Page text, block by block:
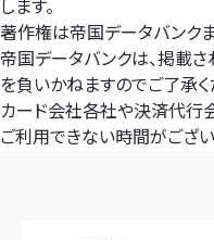
します。
著作権は帝国データバンク
帝国データバンクは、掲載
を負いかねますのでご了承く
カード会社各社や決済代行
ご利用できない時間がござ